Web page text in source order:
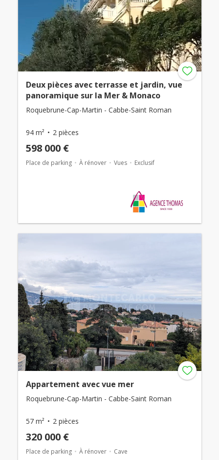
Deux pièces avec terrasse et jardin, vue
panoramique sur la Mer & Monaco
Roquebrune-Cap-Martin - Cabbe-Saint Roman
94 m² 2 pièces
598 000 €
Place de parking À rénover Vues Exclusif
Appartement avec vue mer
Roquebrune-Cap-Martin - Cabbe-Saint Roman
57 m² 2 pièces
320 000 €
Place de parking À rénover Cave